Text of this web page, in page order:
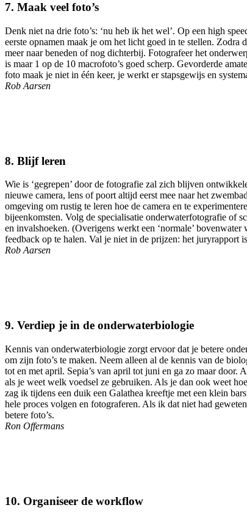
7. Maak veel foto’s
Denk niet na drie foto’s: ‘nu heb ik het wel’. Op een high
eerste opnamen maak je om het licht goed in te stellen.
meer naar beneden of nog dichterbij. Fotografeer het
is maar 1 op de 10 macrofoto’s goed scherp. Gevorderde
foto maak je niet in één keer, je werkt er stapsgewijs en
Rob Aarsen
8. Blijf leren
Wie is ‘gegrepen’ door de fotografie zal zich blijven
nieuwe camera, lens of poort altijd eerst mee naar het
omgeving om rustig te leren hoe de camera en te
bijeenkomsten. Volg de specialisatie onderwaterfotografie of
en invalshoeken. (Overigens werkt een ‘normale’
feedback op te halen. Val je niet in de prijzen: het juryrapport
Rob Aarsen
9. Verdiep je in de onderwaterbiologie
Kennis van onderwaterbiologie zorgt ervoor dat je betere
om zijn foto’s te maken. Neem alleen al de kennis van de
tot en met april. Sepia’s van april tot juni en ga zo maar
als je weet welk voedsel ze gebruiken. Als je dan ook weet
zag ik tijdens een duik een Galathea kreeftje met een klein
hele proces volgen en fotograferen. Als ik dat niet had
betere foto’s.
Ron Offermans
10. Organiseer de workflow